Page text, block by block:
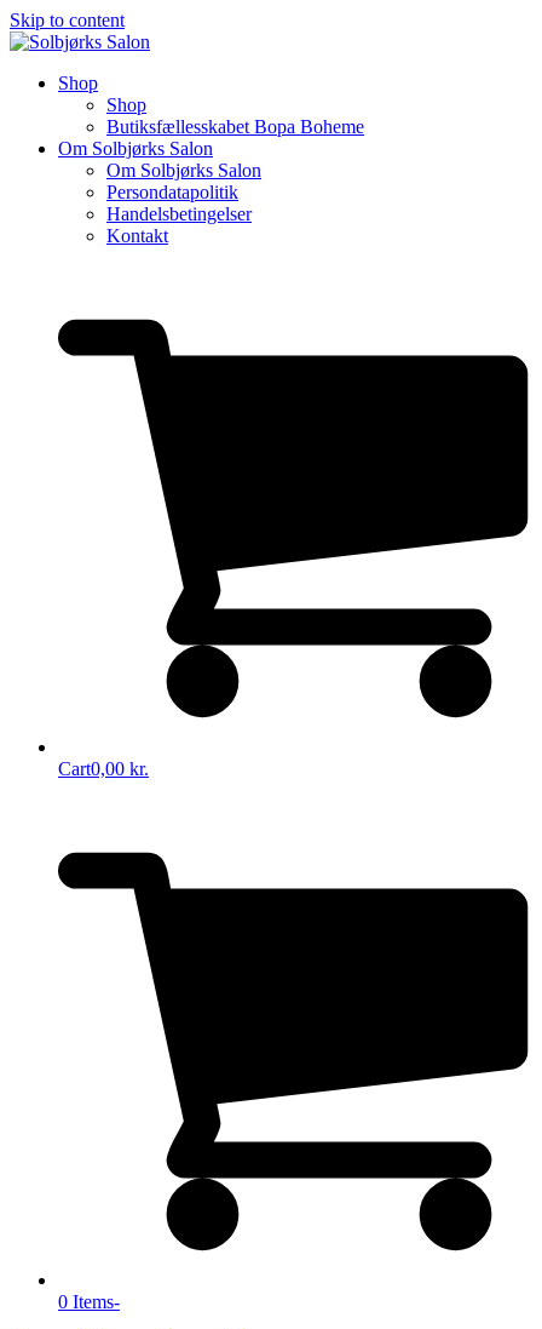
Skip to content
Shop
Shop
Butiksfællesskabet Bopa Boheme
Om Solbjørks Salon
Om Solbjørks Salon
Persondatapolitik
Handelsbetingelser
Kontakt
Cart0,00 kr.
0 Items-